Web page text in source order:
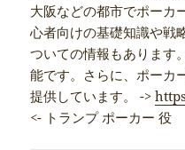
大阪などの都市でポーカ
心者向けの基礎知識や戦
ついての情報もあります
能です。さらに、ポーカ
提供しています。 ->
<- トランプ ポーカー 役